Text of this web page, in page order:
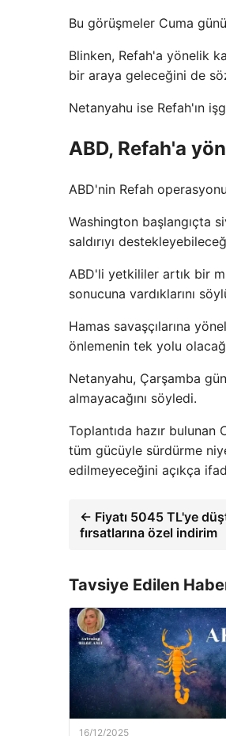
Bu görüşmeler Cuma
Blinken, Refah'a yönelik
bir araya geleceğini de
Netanyahu ise Refah'ın
ABD, Refah'a
ABD'nin Refah
Washington başlangıçta
saldırıyı
ABD'li yetkililer artık bir
sonucuna vardıklarını
Hamas savaşçılarına
önlemenin tek yolu
Netanyahu, Çarşamba
almayacağını söyledi.
Toplantıda hazır bulunan
tüm gücüyle sürdürme
edilmeyeceğini açıkça
← Fiyatı 5045 TL'ye
fırsatlarına özel indirim
Tavsiye Edilen
16/12/2025